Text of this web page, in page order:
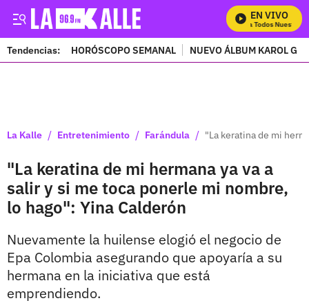
EN VIVO
Mira Todos Nuestros
Tendencias: HORÓSCOPO SEMANAL NUEVO ÁLBUM KAROL G
La Kalle / Entretenimiento / Farándula / "La keratina de mi
"La keratina de mi hermana ya va a
salir y si me toca ponerle mi nombre,
lo hago": Yina Calderón
Nuevamente la huilense elogió el negocio de
Epa Colombia asegurando que apoyaría a su
hermana en la iniciativa que está
emprendiendo.